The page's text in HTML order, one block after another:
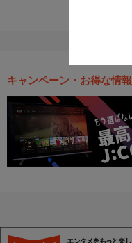
キャンペーン・お得な情報